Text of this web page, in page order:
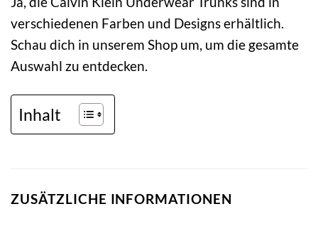
verschiedenen Farben und Designs erhältlich.
Schau dich in unserem Shop um, um die gesamte
Auswahl zu entdecken.
Inhalt
ZUSÄTZLICHE INFORMATIONEN